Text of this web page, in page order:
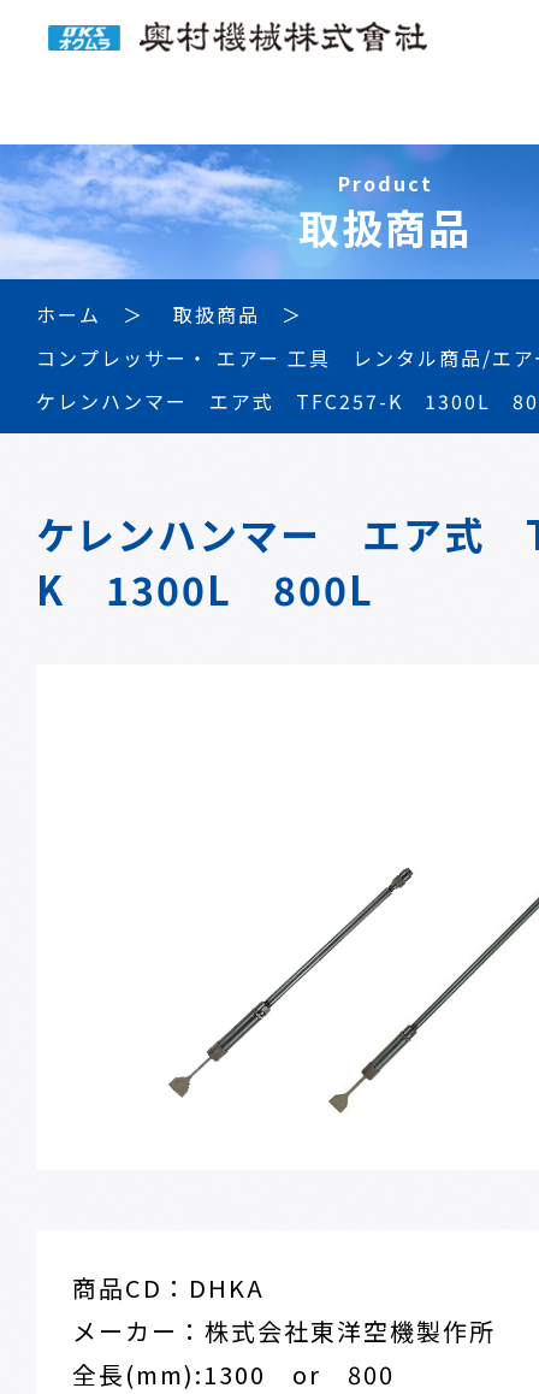
Product
取扱商品
ホーム
取扱商品
コンプレッサー・ エアー 工具 レンタル商品/エア
ケレンハンマー エア式 TFC257-K 1300L
ケレンハンマー エア式
K 1300L 800L
商品CD：DHKA
メーカー：株式会社東洋空機製作所
全長(mm):1300 or 800